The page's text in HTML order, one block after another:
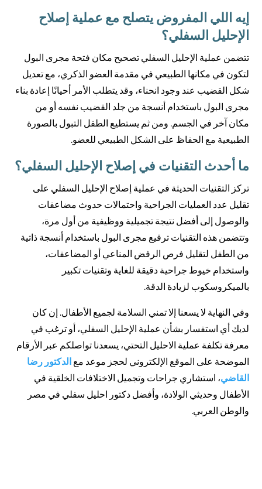
إيه اللي المفروض يتصلح مع عملية إصلاح
الإحليل السفلي؟
تتضمن عملية الإحليل السفلي تصحيح مكان فتحة مجرى البول
لتكون في مكانها الطبيعي في مقدمة العضو الذكري، مع تعديل
شكل القضيب عند وجود انحناء، وقد يتطلب الأمر أحيانًا إعادة بناء
مجرى البول باستخدام أنسجة من جلد القضيب نفسه أو من
مكان آخر في الجسم. ومن ثم يستطيع الطفل التبول بالصورة
الطبيعية مع الحفاظ على الشكل الطبيعي للعضو.
ما أحدث التقنيات في إصلاح الإحليل السفلي؟
تركز التقنيات الحديثة في عملية إصلاح الإحليل السفلي على
تقليل عدد العمليات الجراحية واحتمالات حدوث مضاعفات
والوصول إلى أفضل نتيجة تجميلية ووظيفية من أول مرة،
وتتضمن هذه التقنيات ترقيع مجرى البول باستخدام أنسجة ذاتية
من الطفل لتقليل فرص الرفض المناعي أو المضاعفات،
واستخدام خيوط جراحية دقيقة للغاية وتقنيات تكبير
بالميكروسكوب لزيادة الدقة.
وفي النهاية لا يسعنا إلا تمني السلامة لجميع الأطفال. إن كان
لديك أي استفسار بشأن عملية الإحليل السفلي، أو ترغب في
معرفة تكلفة عملية الاحليل التحتي، يسعدنا تواصلكم عبر الأرقام
الموضحة على الموقع الإلكتروني لحجز موعد معالدكتور رضا
القاضي، استشاري جراحات وتجميل الاختلافات الخلقية في
الأطفال وحديثي الولادة، وأفضل دكتور احليل سفلي في مصر
والوطن العربي.